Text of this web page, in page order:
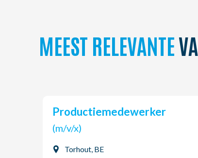
MEEST RELEVANTE
Productiemedewerker
(m/v/x)
Torhout, BE